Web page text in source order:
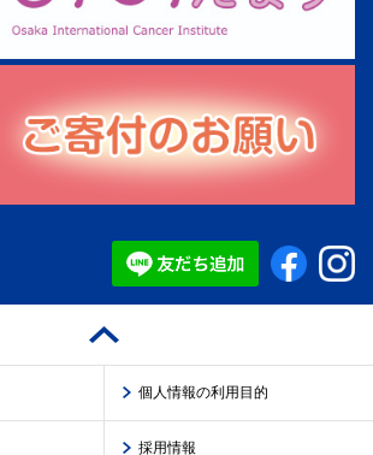
個人情報の利用目的
採用情報